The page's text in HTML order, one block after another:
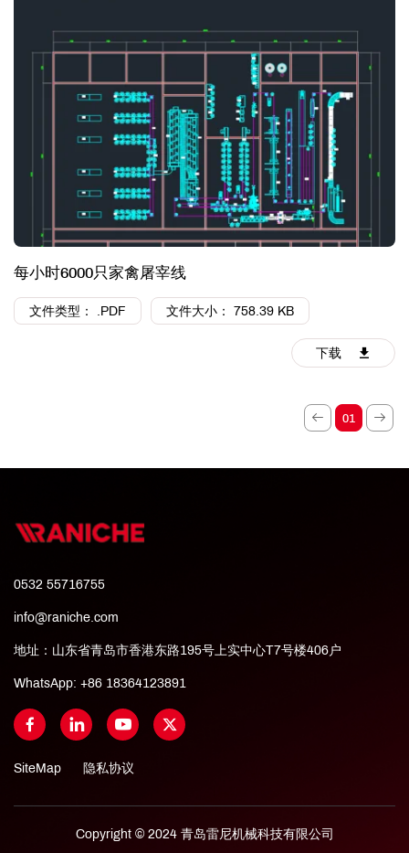
每小时6000只家禽屠宰线
文件类型： .PDF 文件大小： 758.39 KB
下载
01
0532 55716755
info@raniche.com
地址：山东省青岛市香港东路195号上实中心T7号楼406户
WhatsApp: +86 18364123891
SiteMap 隐私协议
Copyright © 2024 青岛雷尼机械科技有限公司